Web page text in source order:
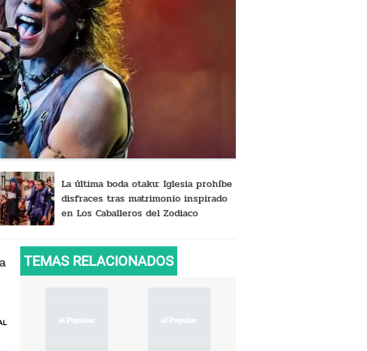
La última boda otaku: Iglesia prohíbe
disfraces tras matrimonio inspirado
en Los Caballeros del Zodiaco
TEMAS RELACIONADOS